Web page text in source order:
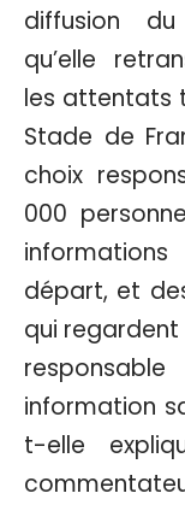
diffusion
qu’elle
les attentats
Stade de
choix
000
départ, et
qui
information
t-elle